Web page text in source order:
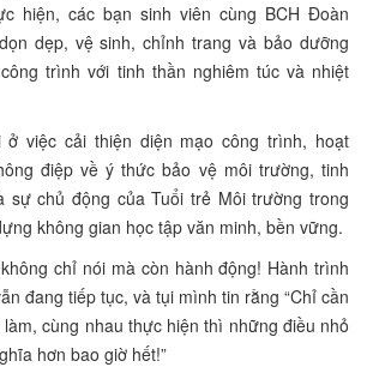
hiện, các bạn sinh viên cùng BCH Đoàn
dẹp, vệ sinh, chỉnh trang và bảo dưỡng
trình với tinh thần nghiêm túc và nhiệt
ở việc cải thiện diện mạo công trình, hoạt
điệp về ý thức bảo vệ môi trường, tinh
sự chủ động của Tuổi trẻ Môi trường trong
không gian học tập văn minh, bền vững.
chỉ nói mà còn hành động! Hành trình
đang tiếp tục, và tụi mình tin rằng “Chỉ cần
cùng nhau thực hiện thì những điều nhỏ
hơn bao giờ hết!”